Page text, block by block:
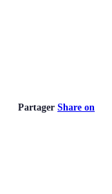
Partager Share on